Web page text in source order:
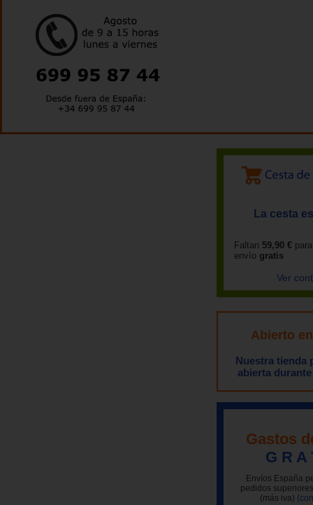
La cesta
Faltan 59,90 €
envío gratis
Ver
Abierto
Nuestra tienda
abierta
Gastos
G R A
Envíos España
pedidos
(más iva)